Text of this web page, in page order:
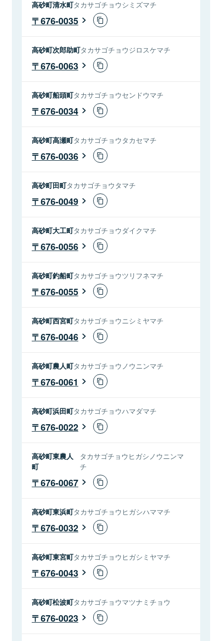
高砂町清水町タカサゴチョウシミズマチ
676-0035
高砂町次郎助町タカサゴチョウジロスケマチ
676-0063
高砂町船頭町タカサゴチョウセンドウマチ
676-0034
高砂町高瀬町タカサゴチョウタカセマチ
676-0036
高砂町田町タカサゴチョウタマチ
676-0049
高砂町大工町タカサゴチョウダイクマチ
676-0056
高砂町釣船町タカサゴチョウツリフネマチ
676-0055
高砂町西宮町タカサゴチョウニシミヤマチ
676-0046
高砂町農人町タカサゴチョウノウニンマチ
676-0061
高砂町浜田町タカサゴチョウハマダマチ
676-0022
高砂町東農人
町
タカサゴチョウヒガシノウニンマ
チ
676-0067
高砂町東浜町タカサゴチョウヒガシハママチ
676-0032
高砂町東宮町タカサゴチョウヒガシミヤマチ
676-0043
高砂町松波町タカサゴチョウマツナミチョウ
676-0023